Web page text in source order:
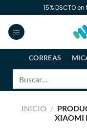
al
contenido
15% DSCTO
CORREAS
INICIO /
XIAOMI